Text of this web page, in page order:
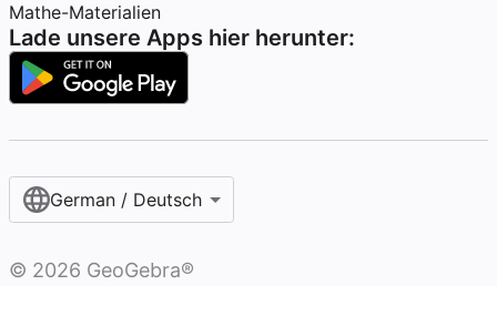
Mathe-Materialien
Lade unsere Apps hier herunter:
German / Deutsch
© 2026 GeoGebra®